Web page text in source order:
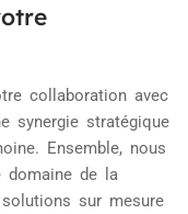
collaboration avec
synergie stratégique
Ensemble, nous
domaine de la
sur mesure